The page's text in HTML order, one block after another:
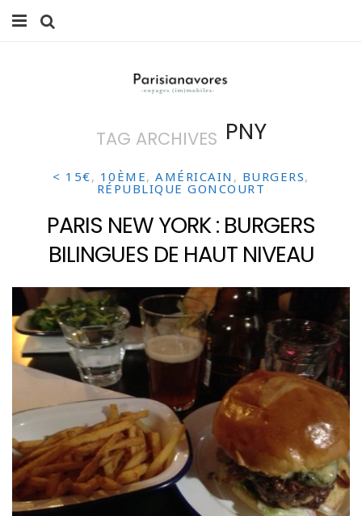
FAMILLE
VOYAGES
WEEK-ENDS
LIFESTYLE
CULTURE
0 ITEMS -0,00 €
TAG ARCHIVES PNY
< 15€, 10ÈME,AMÉRICAIN , BURGERS,
RÉPUBLIQUE GONCOURT
PARIS NEW YORK : BURGERS
BILINGUES DE HAUT NIVEAU